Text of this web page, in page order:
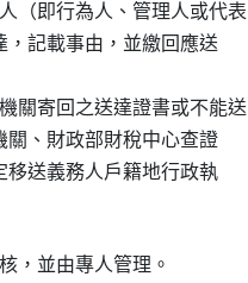
（即行為人、管理人或代表
，記載事由，並繳回應送
關寄回之送達證書或不能送
關、財政部財稅中心查證
移送義務人戶籍地行政執
，並由專人管理。